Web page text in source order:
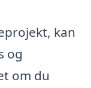
kan
og
om du